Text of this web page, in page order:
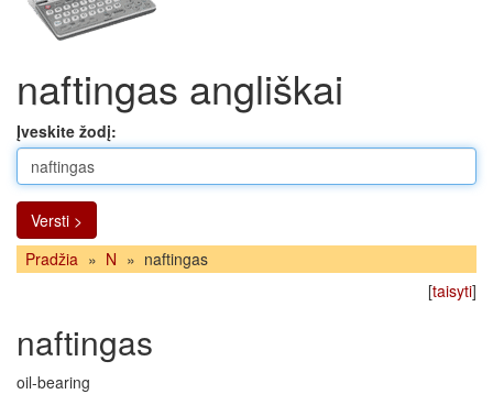
naftingas angliškai
Įveskite žodį:
Versti >
Pradžia » N » naftingas
[taisyti]
naftingas
oil-bearing